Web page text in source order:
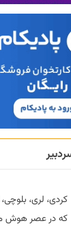
کردی، لری،
که در عصر هوش